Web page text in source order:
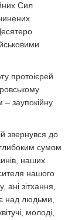
Сил
протоієрей
заупокійну
звернувся до
сумом
наших
нашого
ані зітхання,
над людьми,
молоді,